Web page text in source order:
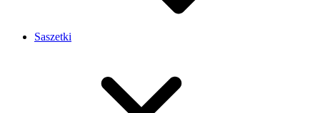
Saszetki